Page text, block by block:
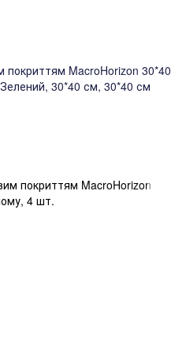
покриттям MacroHorizon 30*40
30*40 см, 30*40 см